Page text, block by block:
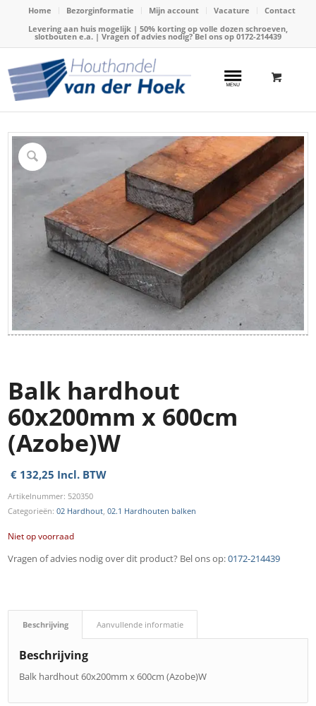
Home Bezorginformatie Mijn account Vacature
Contact
Levering aan huis mogelijk | 50% korting op volle dozen schroeven,
slotbouten e.a. | Vragen of advies nodig? Bel ons op 0172-214439
Home / Webshop / Hardhout / Hardhouten balken
Balk hardhout 60x200mm x 600cm (Azobe)W
Balk hardhout
60x200mm x 600cm
(Azobe)W
€ 132,25 Incl. BTW
Artikelnummer: 520350
Categorieën:02 Hardhout,02.1 Hardhouten balken
Niet op voorraad
Vragen of advies nodig over dit product? Bel ons op:0172-214439
Beschrijving Aanvullende informatie
Beschrijving
Balk hardhout 60x200mm x 600cm (Azobe)W